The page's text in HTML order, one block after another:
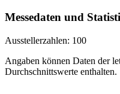
Messedaten und
Ausstellerzahlen: 100
Angaben können Daten der
Durchschnittswerte enthalten.